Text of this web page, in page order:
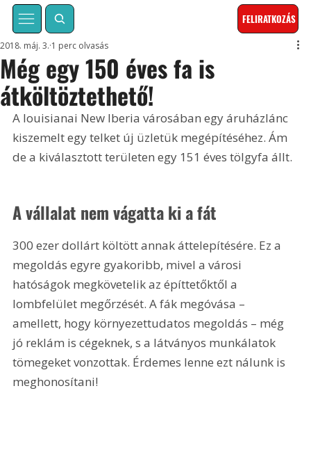
FELIRATKOZÁS
Még egy 150 éves fa is
átköltöztethető!
2018. máj. 3. 1 perc olvasás
A louisianai New Iberia városában egy áruházlánc
kiszemelt egy telket új üzletük megépítéséhez. Ám
de a kiválasztott területen egy 151 éves tölgyfa állt.
A vállalat nem vágatta ki a fát
300 ezer dollárt költött annak áttelepítésére. Ez a
megoldás egyre gyakoribb, mivel a városi
hatóságok megkövetelik az építtetőktől a
lombfelület megőrzését. A fák megóvása –
amellett, hogy környezettudatos megoldás – még
jó reklám is cégeknek, s a látványos munkálatok
tömegeket vonzottak. Érdemes lenne ezt nálunk is
meghonosítani!